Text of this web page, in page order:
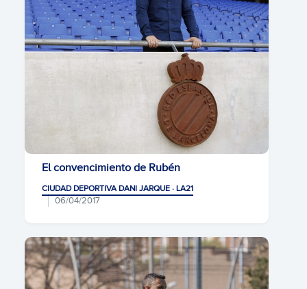
El convencimiento de Rubén
CIUDAD DEPORTIVA DANI JARQUE · LA21
06/04/2017